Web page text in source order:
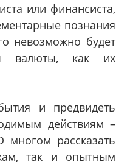
или финансиста,
познания
невозможно будет
валюты, как их
и предвидеть
действиям –
многом рассказать
так и опытным